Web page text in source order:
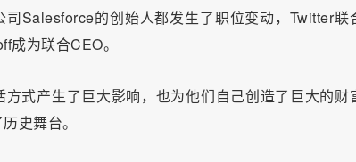
Salesforce的创始人都发生了职位变动，Twitter联
为联合CEO。
式产生了巨大影响，也为他们自己创造了巨大的财
史舞台。